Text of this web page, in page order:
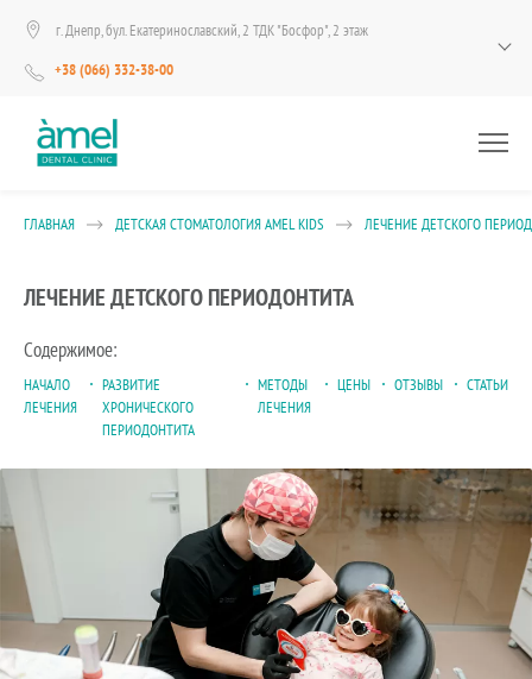
г. Днепр, бул. Екатеринославский, 2 ТДК "Босфор", 2 этаж
+38 (066) 332-38-00
ГЛАВНАЯ ДЕТСКАЯ СТОМАТОЛОГИЯ AMEL KIDS ЛЕЧЕНИЕ ДЕТСКОГО
ЛЕЧЕНИЕ ДЕТСКОГО ПЕРИОДОНТИТА
Содержимое:
НАЧАЛО
ЛЕЧЕНИЯ
РАЗВИТИЕ
ХРОНИЧЕСКОГО
ПЕРИОДОНТИТА
МЕТОДЫ
ЛЕЧЕНИЯ
ЦЕНЫ ОТЗЫВЫ СТАТЬИ